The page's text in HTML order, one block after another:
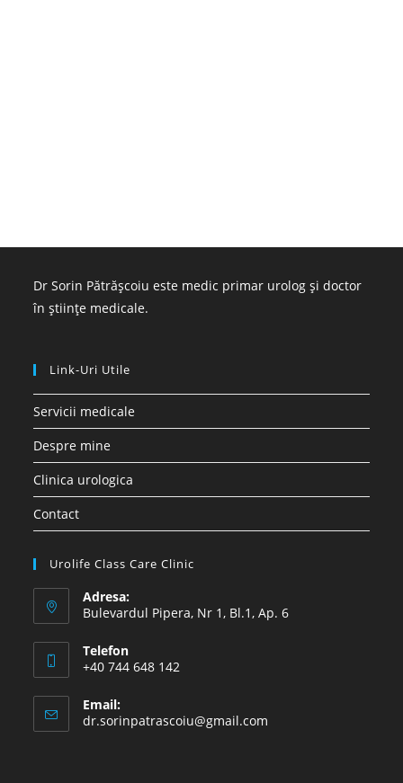
Dr Sorin Pătrășcoiu este medic primar urolog și doctor
în științe medicale.
Link-Uri Utile
Servicii medicale
Despre mine
Clinica urologica
Contact
Urolife Class Care Clinic
Adresa:
Bulevardul Pipera, Nr 1, Bl.1, Ap. 6
Telefon
+40 744 648 142
Email:
dr.sorinpatrascoiu@gmail.com